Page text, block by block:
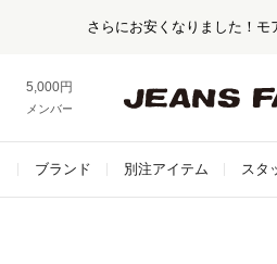
さらにお安くなりました！モ
5,000円以上お買い上げで送料無料！
メンバー登録でお得な情報をゲット。さらに
ブランド 別注アイテム スタ